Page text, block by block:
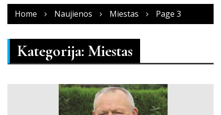
Home Naujienos Miestas Page 3
Kategorija: Miestas